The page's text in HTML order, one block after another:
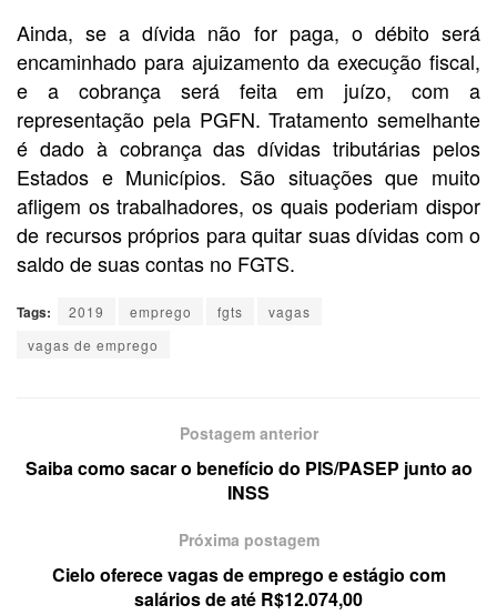
Ainda, se a dívida não for paga, o débito será
encaminhado para ajuizamento da execução fiscal,
e a cobrança será feita em juízo, com a
representação pela PGFN. Tratamento semelhante
é dado à cobrança das dívidas tributárias pelos
Estados e Municípios. São situações que muito
afligem os trabalhadores, os quais poderiam dispor
de recursos próprios para quitar suas dívidas com o
saldo de suas contas no FGTS.
Tags: 2019 emprego fgts
vagas
vagas de emprego
Postagem anterior
Saiba como sacar o benefício do PIS/PASEP junto ao
INSS
Próxima postagem
Cielo oferece vagas de emprego e estágio com
salários de até R$12.074,00